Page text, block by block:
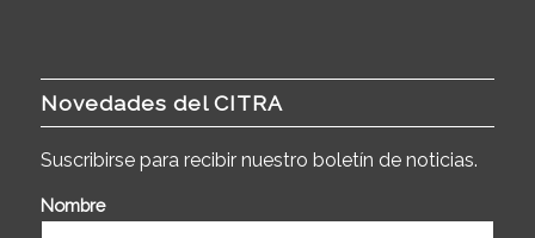
Novedades del CITRA
Suscribirse para recibir nuestro boletín de noticias.
Nombre